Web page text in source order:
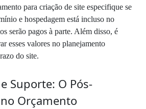
para criação de site especifique se
e hospedagem está incluso no
serão pagos à parte. Além disso, é
esses valores no planejamento
do site.
Suporte: O Pós-
Orçamento